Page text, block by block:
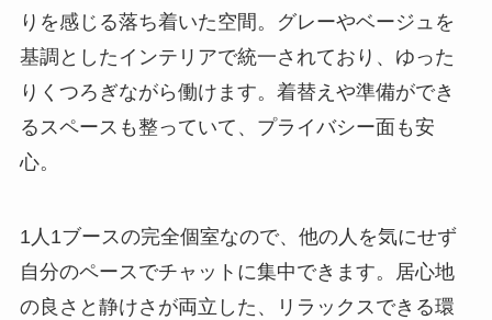
りを感じる落ち着いた空間。グレーやベージュを
基調としたインテリアで統一されており、ゆった
りくつろぎながら働けます。着替えや準備ができ
るスペースも整っていて、プライバシー面も安
心。
1人1ブースの完全個室なので、他の人を気にせず
自分のペースでチャットに集中できます。居心地
の良さと静けさが両立した、リラックスできる環